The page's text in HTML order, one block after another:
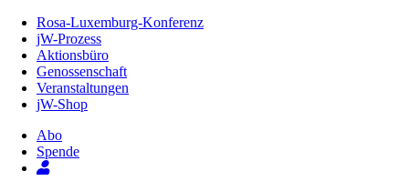
Inhalt
Seite
Rosa-Luxemburg-Konferenz
jW-Prozess
Aktionsbüro
Genossenschaft
Veranstaltungen
jW-Shop
Abo
Spende